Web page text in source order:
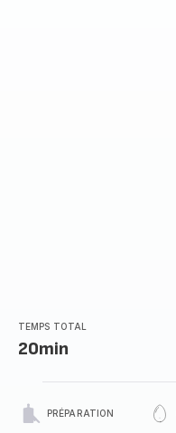
TEMPS TOTAL
20min
PRÉPARATION